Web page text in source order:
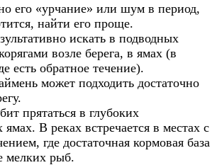
его «урчание» или шум в период,
найти его проще.
искать в подводных
возле берега, в ямах (в
есть обратное течение).
может подходить достаточно
прятаться в глубоких
В реках встречается в местах с
где достаточная кормовая база
мелких рыб.